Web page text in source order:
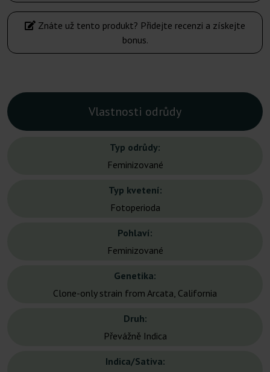
Znáte už tento produkt? Přidejte recenzi a získejte
bonus.
Vlastnosti odrůdy
Typ odrůdy:
Feminizované
Typ kvetení:
Fotoperioda
Pohlaví:
Feminizované
Genetika:
Clone-only strain from Arcata, California
Druh:
Převážně Indica
Indica/Sativa: